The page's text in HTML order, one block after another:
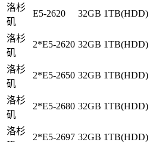
洛杉
矶
E5-2620 32GB 1TB(HDD)
洛杉
矶
2*E5-2620 32GB 1TB(HDD)
洛杉
矶
2*E5-2650 32GB 1TB(HDD)
洛杉
矶
2*E5-2680 32GB 1TB(HDD)
洛杉
2*E5-2697 32GB 1TB(HDD)